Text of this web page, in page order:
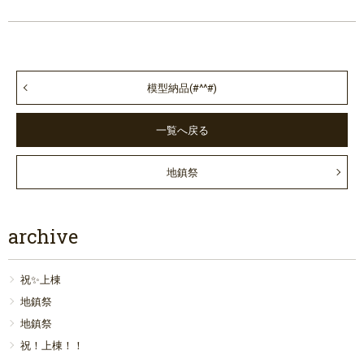
模型納品(#^^#)
一覧へ戻る
地鎮祭
archive
祝✨上棟
地鎮祭
地鎮祭
祝！上棟！！